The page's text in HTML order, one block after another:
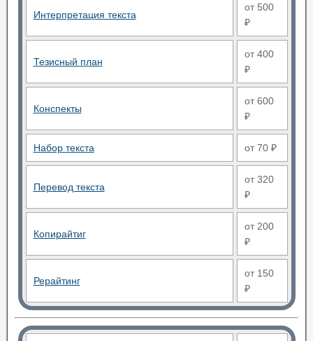
Интерпретация текста
от 500
₽
Тезисный план
от 400
₽
Конспекты
от 600
₽
Набор текста от 70 ₽
Перевод текста
от 320
₽
Копирайтиг
от 200
₽
Рерайтинг
от 150
₽